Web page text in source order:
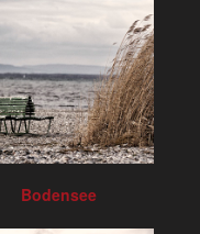
Bodensee